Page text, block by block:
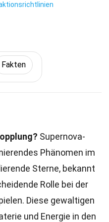
Fakten
Supernova-
Phänomen im
Sterne, bekannt
Rolle bei der
Diese gewaltigen
und Energie in den